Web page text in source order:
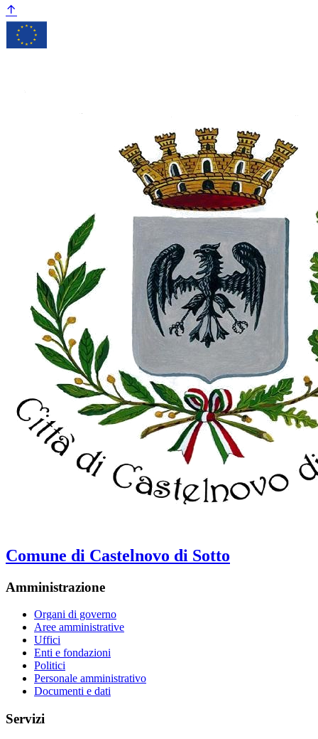
Comune di Castelnovo di Sotto
Amministrazione
Organi di governo
Aree amministrative
Uffici
Enti e fondazioni
Politici
Personale amministrativo
Documenti e dati
Servizi